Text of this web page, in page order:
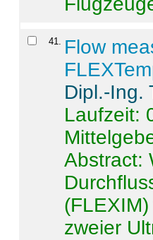
41. Flow
Dipl.-Ing.
Laufzeit:
Abstract:
zweier